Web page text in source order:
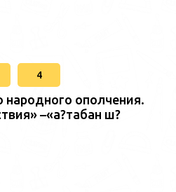
4
народного ополчения.
–«а?табан ш?